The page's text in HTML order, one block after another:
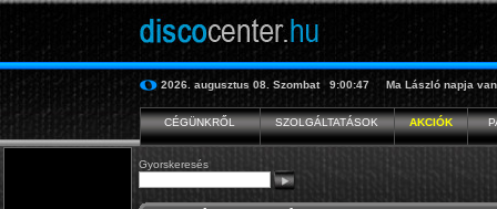
2026. augusztus 08. Szombat9:00:48Ma László napja
CÉGÜNKRŐL SZOLGÁLTATÁSOK AKCIÓK
Gyorskeresés